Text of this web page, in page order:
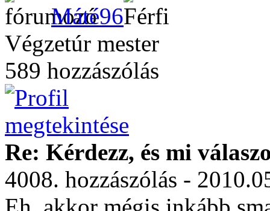
Máté96
Végzetúr mester
589 hozzászólás
Re: Kérdezz, és mi
4008. hozzászólás -